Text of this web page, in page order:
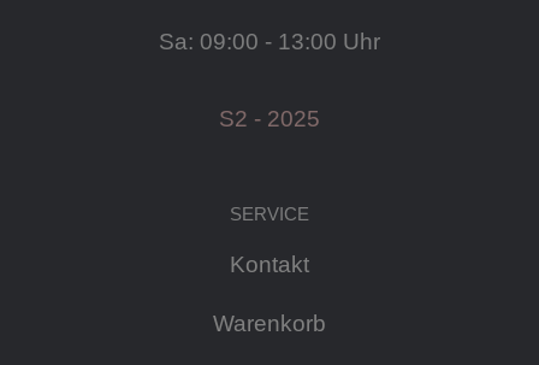
Sa: 09:00 - 13:00 Uhr
S2 - 2025
SERVICE
Kontakt
Warenkorb